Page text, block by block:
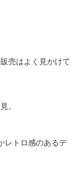
売はよく見かけて
。
レトロ感のあるデ